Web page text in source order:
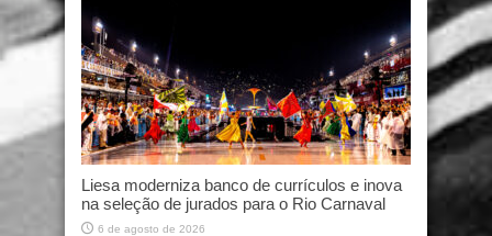
Liesa moderniza banco de currículos e inova
na seleção de jurados para o Rio Carnaval
6 de agosto de 2026